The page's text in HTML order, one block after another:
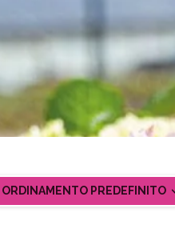
ORDINAMENTO PREDEFINITO